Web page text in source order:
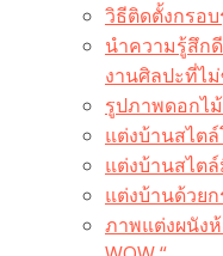
วิธีติดตั้งกรอ
นำความรู้สึก
งานศิลปะที่ไ
รูปภาพดอกไ
แต่งบ้านสไต
แต่งบ้านสไต
แต่งบ้านด้วย
ภาพแต่งผนัง